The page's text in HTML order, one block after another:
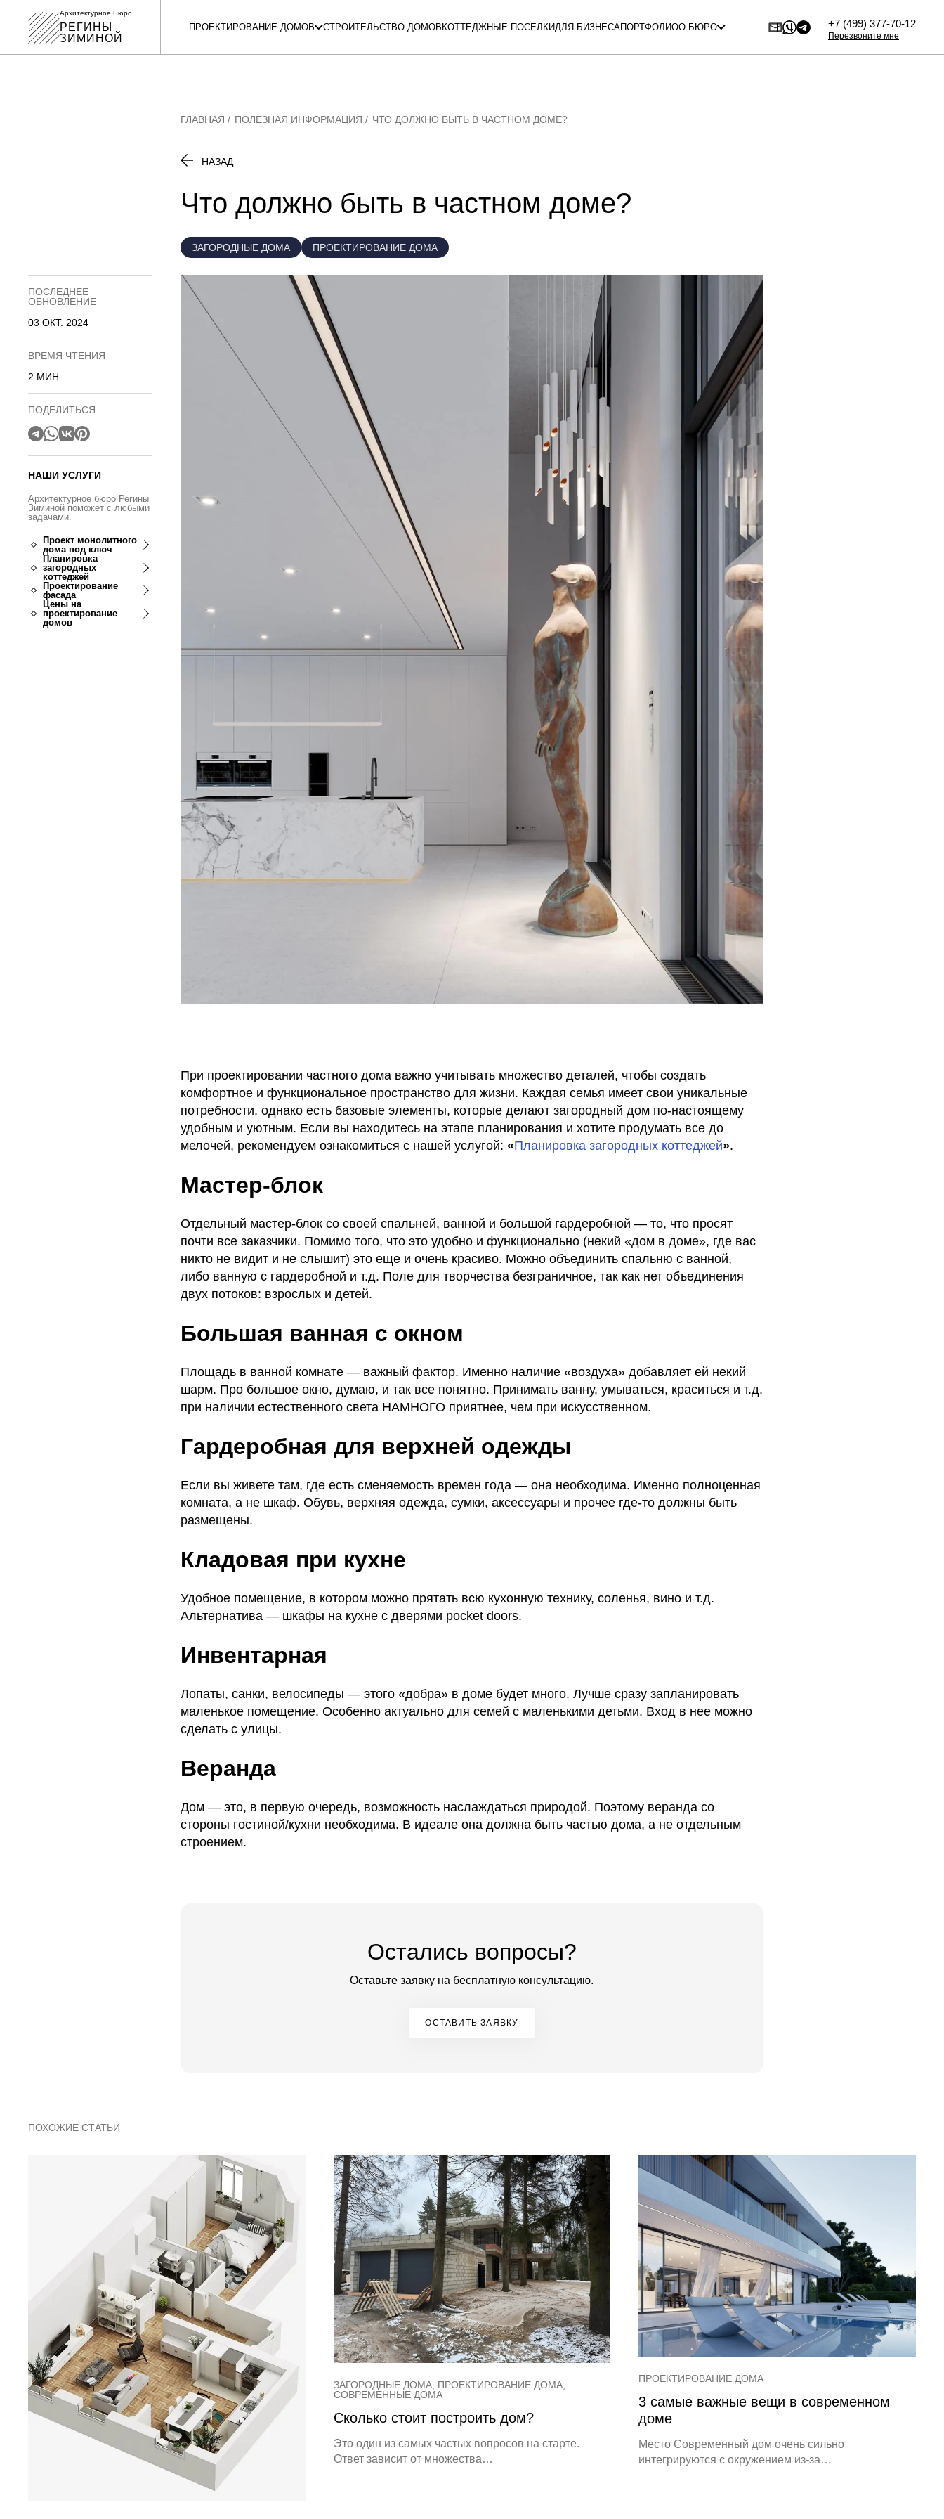
Архитектурное Бюро
РЕГИНЫ
ЗИМИНОЙ
ПРОЕКТИРОВАНИЕ ДОМОВ СТРОИТЕЛЬСТВО ДОМОВ КОТТЕДЖНЫЕ ПОСЕЛКИДЛЯ БИЗНЕСАПОРТФОЛИОО БЮРО +7 (499) 377-70-12
Перезвоните мне
ГЛАВНАЯ ПОЛЕЗНАЯ ИНФОРМАЦИЯ ЧТО ДОЛЖНО БЫТЬ В ЧАСТНОМ ДОМЕ?
НАЗАД
Что должно быть в частном доме?
ЗАГОРОДНЫЕ ДОМА ПРОЕКТИРОВАНИЕ ДОМА
ПОСЛЕДНЕЕ
ОБНОВЛЕНИЕ
03 ОКТ. 2024
ВРЕМЯ ЧТЕНИЯ
2 МИН.
ПОДЕЛИТЬСЯ
НАШИ УСЛУГИ
Архитектурное бюро Регины
Зиминой поможет с любыми
задачами.
Проект монолитного
дома под ключ
Планировка
загородных
коттеджей
Проектирование
фасада
Цены на
проектирование
домов
При проектировании частного дома важно учитывать множество деталей, чтобы создать
комфортное и функциональное пространство для жизни. Каждая семья имеет свои уникальные
потребности, однако есть базовые элементы, которые делают загородный дом по-настоящему
удобным и уютным. Если вы находитесь на этапе планирования и хотите продумать все до
мелочей, рекомендуем ознакомиться с нашей услугой:«Планировка загородных коттеджей».
Мастер-блок
Отдельный мастер-блок со своей спальней, ванной и большой гардеробной — то, что просят
почти все заказчики. Помимо того, что это удобно и функционально (некий «дом в доме», где вас
никто не видит и не слышит) это еще и очень красиво. Можно объединить спальню с ванной,
либо ванную с гардеробной и т.д. Поле для творчества безграничное, так как нет объединения
двух потоков: взрослых и детей.
Большая ванная с окном
Площадь в ванной комнате — важный фактор. Именно наличие «воздуха» добавляет ей некий
шарм. Про большое окно, думаю, и так все понятно. Принимать ванну, умываться, краситься и т.д.
при наличии естественного света НАМНОГО приятнее, чем при искусственном.
Гардеробная для верхней одежды
Если вы живете там, где есть сменяемость времен года — она необходима. Именно полноценная
комната, а не шкаф. Обувь, верхняя одежда, сумки, аксессуары и прочее где-то должны быть
размещены.
Кладовая при кухне
Удобное помещение, в котором можно прятать всю кухонную технику, соленья, вино и т.д.
Альтернатива — шкафы на кухне с дверями pocket doors.
Инвентарная
Лопаты, санки, велосипеды — этого «добра» в доме будет много. Лучше сразу запланировать
маленькое помещение. Особенно актуально для семей с маленькими детьми. Вход в нее можно
сделать с улицы.
Веранда
Дом — это, в первую очередь, возможность наслаждаться природой. Поэтому веранда со
стороны гостиной/кухни необходима. В идеале она должна быть частью дома, а не отдельным
строением.
Остались вопросы?
Оставьте заявку на бесплатную консультацию.
ОСТАВИТЬ ЗАЯВКУ
ПОХОЖИЕ СТАТЬИ
ЗАГОРОДНЫЕ ДОМА, ПРОЕКТИРОВАНИЕ ДОМА,
СОВРЕМЕННЫЕ ДОМА
Сколько стоит построить дом?
Это один из самых частых вопросов на старте.
Ответ зависит от множества…
ПРОЕКТИРОВАНИЕ ДОМА
3 самые важные вещи в современном
доме
Место Современный дом очень сильно
интегрируются с окружением из-за…